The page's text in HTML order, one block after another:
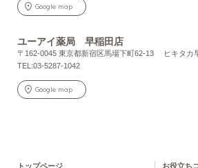
Google map
ユーアイ薬局 早稲田店
〒162-0045 東京都新宿区馬場下町62-13 ヒキタカ
TEL:03-5287-1042
Google map
トップページ お役立ち